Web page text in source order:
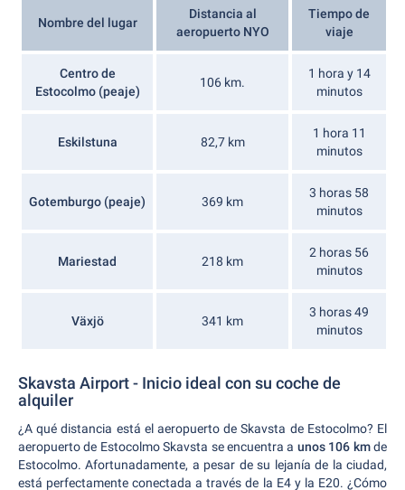
Nombre del lugar
Distancia al
aeropuerto NYO
Tiempo de
viaje
Centro de
Estocolmo (peaje)
106 km.
1 hora y 14
minutos
Eskilstuna 82,7 km
1 hora 11
minutos
Gotemburgo (peaje) 369 km
3 horas 58
minutos
Mariestad 218 km
2 horas 56
minutos
Växjö 341 km
3 horas 49
minutos
Skavsta Airport - Inicio ideal con su coche de
alquiler
¿A qué distancia está el aeropuerto de Skavsta de Estocolmo? El
aeropuerto de Estocolmo Skavsta se encuentra a unos 106 kmde
Estocolmo. Afortunadamente, a pesar de su lejanía de la ciudad,
está perfectamente conectada a través de la E4 y la E20. ¿Cómo